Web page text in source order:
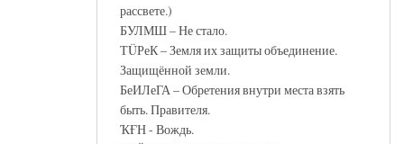
рассвете.)
БУЛМШ – Не стало.
ТÜРеК – Земля их защиты объединение.
Защищённой земли.
БеИЛеГА – Обретения внутри места взять
быть. Правителя.
ҠҒН - Вождь.